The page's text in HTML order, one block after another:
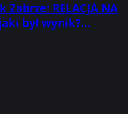
RELACJA NA
był wynik?